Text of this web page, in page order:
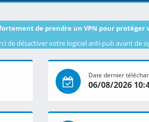
de prendre un VPN pour
de désactiver votre logiciel anti-pub avant de
Date dernier
06/08/2026